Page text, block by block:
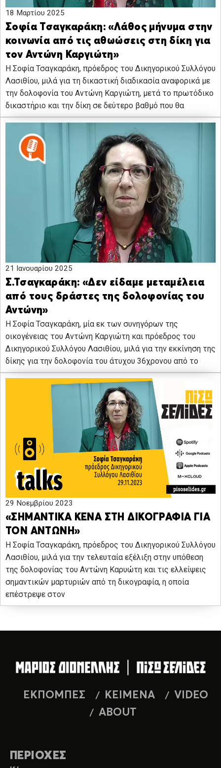
18 Μαρτίου 2025
Σοφία Τσαγκαράκη: «Λάθος μήνυμα στην
κοινωνία από τις αθωώσεις στη δίκη για
τον Αντώνη Καργιώτη»
Η Σοφία Τσαγκαράκη, πρόεδρος του Δικηγορικού Συλλόγου
Λασιθίου, μιλά για τη δικαστική διαδικασία αναφορικά με
την δολοφονία του Αντώνη Καργιώτη, μετά το πρωτόδικο
δικαστήριο και την δίκη σε δεύτερο βαθμό που θα
21 Ιανουαρίου 2025
Σ.Τσαγκαράκη: «Δεν είδαμε μεταμέλεια
από τους δράστες της δολοφονίας του
Αντώνη»
Η Σοφία Τσαγκαράκη, μία εκ των συνηγόρων της
οικογένειας του Αντώνη Καργιώτη και πρόεδρος του
Δικηγορικού Συλλόγου Λασιθίου, μιλά για την εκκίνηση της
δίκης για την δολοφονία του άτυχου 36χρονου από το
29 Νοεμβρίου 2023
«ΣΗΜΑΝΤΙΚΑ ΚΕΝΑ ΣΤΗ ΔΙΚΟΓΡΑΦΙΑ ΓΙΑ
ΤΟΝ ΑΝΤΩΝΗ»
Η Σοφία Τσαγκαράκη, πρόεδρος του Δικηγορικού Συλλόγου
Λασιθίου, μιλά για την τελευταία εξέλιξη στην υπόθεση
της δολοφονίας του Αντώνη Καρυώτη και τις ελλείψεις
σημαντικών μαρτυριών από τη δικογραφία, η οποία
επέστρεψε στον
ΕΚΠΟΜΠΕΣ ΚΕΙΜΕΝΑ
VIDEO
ABOUT
ΠΕΡΙΟΧΕΣ